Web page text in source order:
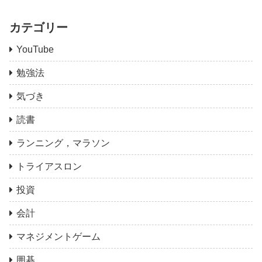
カテゴリー
YouTube
勉強法
気づき
読書
ランニング，マラソン
トライアスロン
投資
会計
マネジメントゲーム